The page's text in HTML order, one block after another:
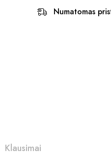
Numatomas
Klausimai